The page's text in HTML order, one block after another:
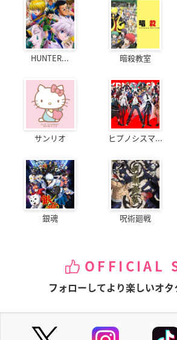
HUNTER... 暗殺教室
サンリオ ヒプノシスマ...
銀魂 呪術廻戦
OFFICIAL
フォローしてより楽しいオタ